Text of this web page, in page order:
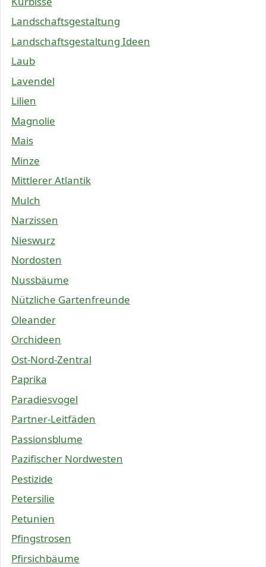
Landschaftsgestaltung
Landschaftsgestaltung Ideen
Laub
Lavendel
Lilien
Magnolie
Mais
Minze
Mittlerer Atlantik
Mulch
Narzissen
Nieswurz
Nordosten
Nussbäume
Nützliche Gartenfreunde
Oleander
Orchideen
Ost-Nord-Zentral
Paprika
Paradiesvogel
Partner-Leitfäden
Passionsblume
Pazifischer Nordwesten
Pestizide
Petersilie
Petunien
Pfingstrosen
Pfirsichbäume